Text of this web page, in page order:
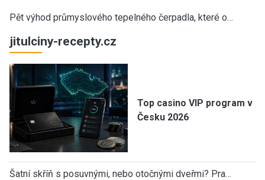
Pět výhod průmyslového tepelného čerpadla, které o…
jitulciny-recepty.cz
Top casino VIP program v
Česku 2026
Šatní skříň s posuvnými, nebo otočnými dveřmi? Pra…